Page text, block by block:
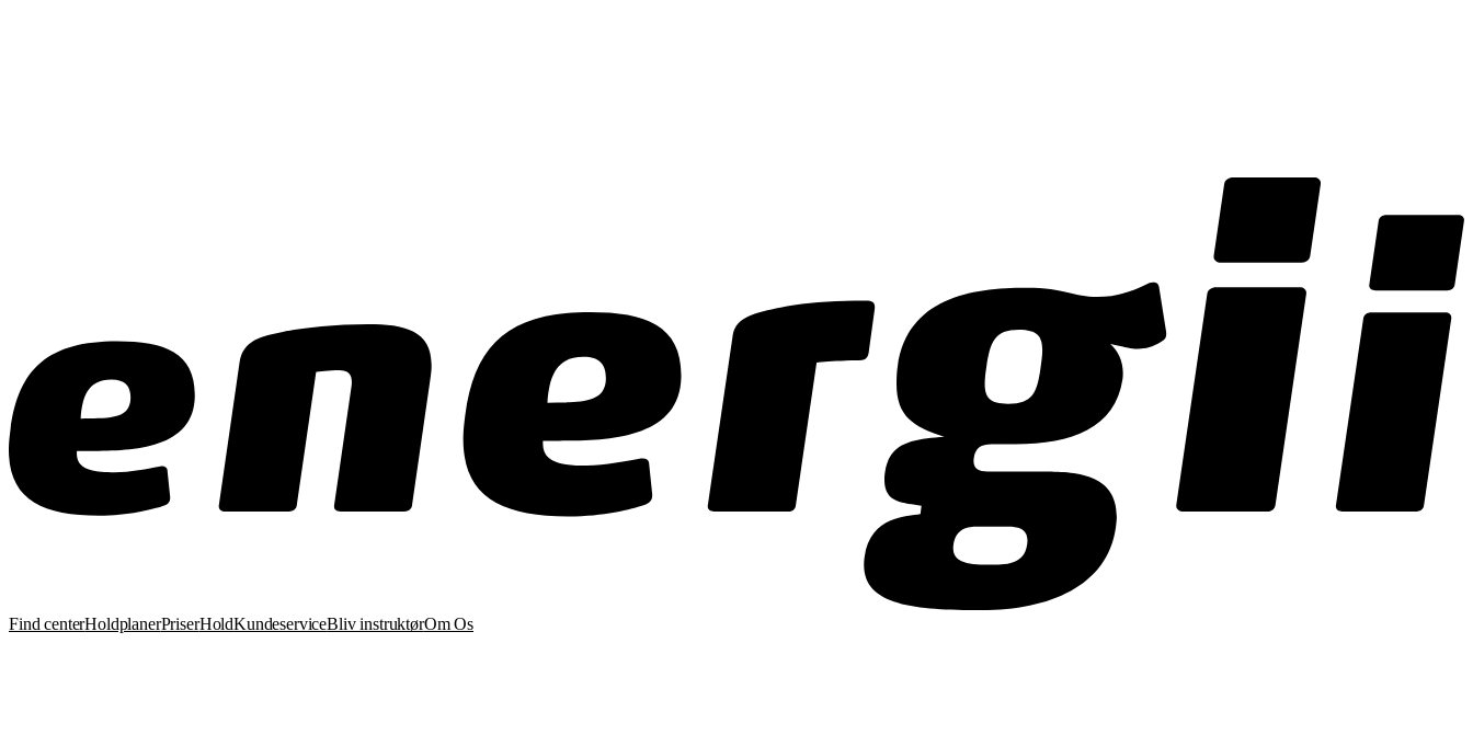
Find centerHoldplanerPriserHoldKundeserviceBliv instruktørOm Os